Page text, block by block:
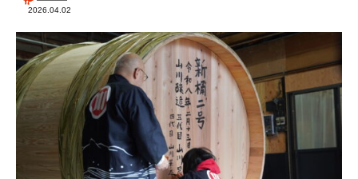
2026.04.02